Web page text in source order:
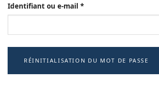
Identifiant ou e-mail *Obligatoire
RÉINITIALISATION DU MOT DE PASSE